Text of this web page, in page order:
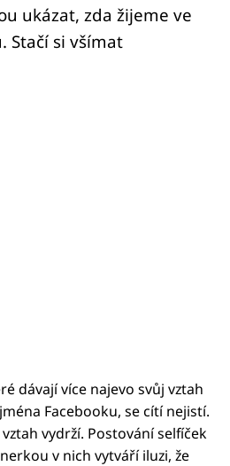
ukázat, zda žijeme ve
Stačí si všímat
dávají více najevo svůj vztah
Facebooku, se cítí nejistí.
vydrží. Postování selfíček
v nich vytváří iluzi, že